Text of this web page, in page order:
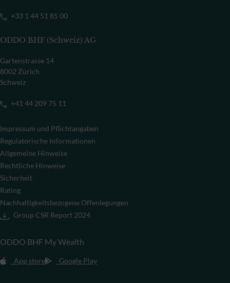
+33 1 44 51 85 00
ODDO BHF (Schweiz) AG
Gartenstrasse 14
8002 Zürich
Schweiz
+41 44 209 75 11
Impressum und Pflichtangaben
Regulatorische Informationen
Allgemeine Hinweise
Rechtliche Hinweise
Sicherheit
Rating
Nachhaltigkeitsbezogene Offenlegungen
Group CSR Report 2024
ODDO BHF My Wealth
App store Google Play